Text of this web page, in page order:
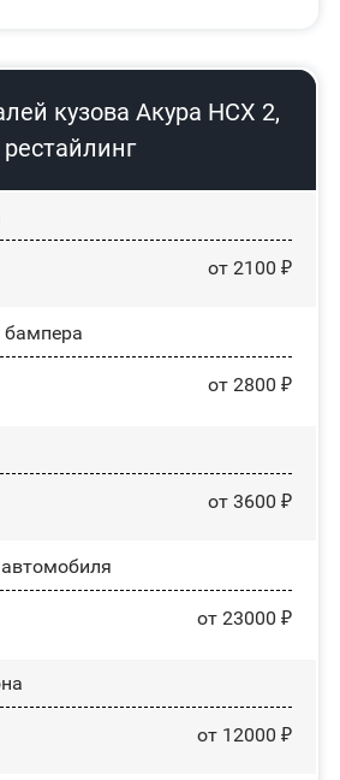
кузова Акура НСХ 2,
рестайлинг
от 2100 ₽
от 2800 ₽
от 3600 ₽
от 23000 ₽
от 12000 ₽